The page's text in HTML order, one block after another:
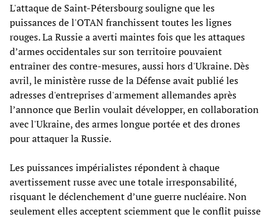
L'attaque de Saint-Pétersbourg souligne que les
puissances de l'OTAN franchissent toutes les lignes
rouges. La Russie a averti maintes fois que les attaques
d’armes occidentales sur son territoire pouvaient
entraîner des contre-mesures, aussi hors d'Ukraine. Dès
avril, le ministère russe de la Défense avait publié les
adresses d'entreprises d'armement allemandes après
l’annonce que Berlin voulait développer, en collaboration
avec l'Ukraine, des armes longue portée et des drones
pour attaquer la Russie.
Les puissances impérialistes répondent à chaque
avertissement russe avec une totale irresponsabilité,
risquant le déclenchement d’une guerre nucléaire. Non
seulement elles acceptent sciemment que le conflit puisse